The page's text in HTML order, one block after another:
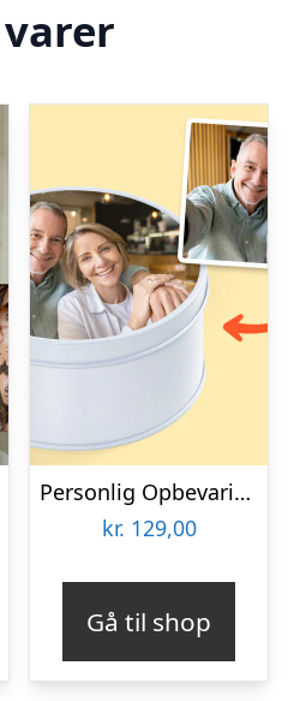
Personlig Opbevaringsboks i Metal med Billede – Rund
kr. 129,00
Gå til shop